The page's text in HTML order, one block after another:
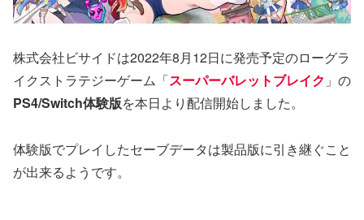
株式会社ビサイドは2022年8月12日に発売予定のローグラ
イクストラテジーゲーム「スーパーバレットブレイク 」の
PS4/Switch体験版を本日より配信開始しました。
体験版でプレイしたセーブデータは製品版に引き継ぐこと
が出来るようです。